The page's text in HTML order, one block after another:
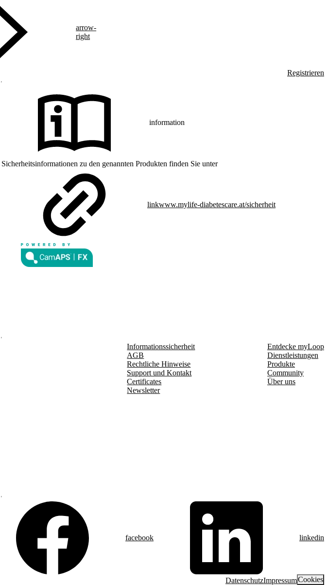
arrow-
right
Registrieren
information
Sicherheitsinformationen zu den genannten Produkten finden Sie unter
linkwww.mylife-diabetescare.at/sicherheit
Informationssicherheit
AGB
Rechtliche Hinweise
Support und Kontakt
Certificates
Newsletter
Entdecke myLoop
Dienstleistungen
Produkte
Community
Über uns
facebook linkedin
DatenschutzImpressumCookies